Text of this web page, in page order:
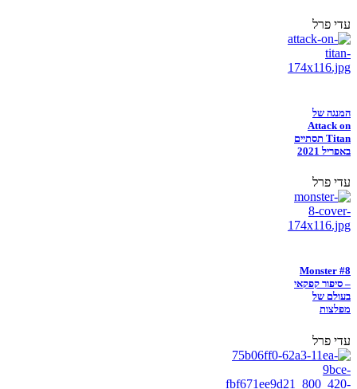
עדי פרל
המנגה של
Attack on
Titan תסתיים
באפריל 2021
עדי פרל
Monster #8
– סיפור קפקאי
בעולם של
מפלצות
עדי פרל